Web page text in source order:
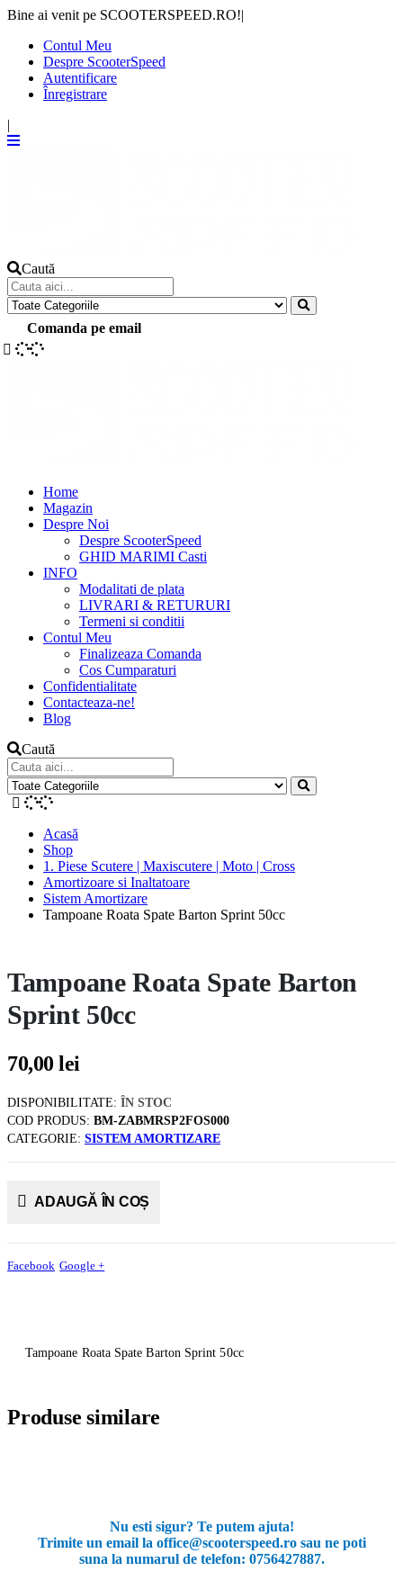
Bine ai venit pe SCOOTERSPEED.RO!|
Contul Meu
Despre ScooterSpeed
Autentificare
Înregistrare
|
Caută
Comanda pe email
Home
Magazin
Despre Noi
Despre ScooterSpeed
GHID MARIMI Casti
INFO
Modalitati de plata
LIVRARI & RETURURI
Termeni si conditii
Contul Meu
Finalizeaza Comanda
Cos Cumparaturi
Confidentialitate
Contacteaza-ne!
Blog
Caută
Acasă
Shop
1. Piese Scutere | Maxiscutere | Moto | Cross
Amortizoare si Inaltatoare
Sistem Amortizare
Tampoane Roata Spate Barton Sprint 50cc
Tampoane Roata Spate Barton
Sprint 50cc
70,00lei
DISPONIBILITATE: ÎN STOC
COD PRODUS: BM-ZABMRSP2FOS000
CATEGORIE: SISTEM AMORTIZARE
ADAUGĂ ÎN COȘ
Facebook Google +
Tampoane Roata Spate Barton Sprint 50cc
Produse similare
Nu esti sigur? Te putem ajuta!
Trimite un email la office@scooterspeed.ro sau ne poti
suna la numarul de telefon: 0756427887.